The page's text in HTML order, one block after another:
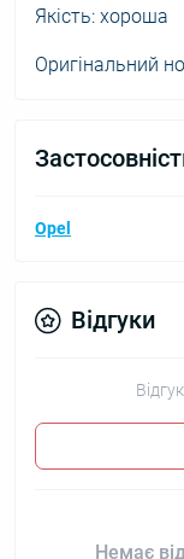
Якість: хороша
Оригінальний
Opel
Відгуки
Немає